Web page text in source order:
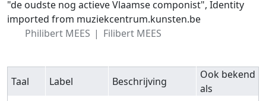
Ga naar:navigatie,zoeken
"de oudste nog actieve Vlaamse componist", Identity
imported from muziekcentrum.kunsten.be
Philibert MEES
Filibert MEES
Taal Label Beschrijving
Ook bekend
als